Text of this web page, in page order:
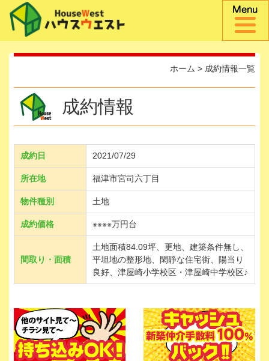
ホーム > 成約情報一覧
成約情報
成約日 2021/07/29
所在地 福津市宮司六丁目
物件種別 土地
成約価格 ※※※※万円台
間取り・面積
土地面積84.09坪、更地、建築条件無し、
平坦地の整形地、閑静な住宅街、陽当り
良好、津屋崎小学校区・津屋崎中学校区♪